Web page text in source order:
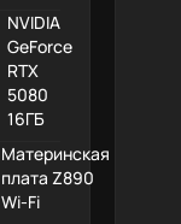
NVIDIA
GeForce
RTX
5080
16ГБ
Материнская
плата Z890
Wi-Fi